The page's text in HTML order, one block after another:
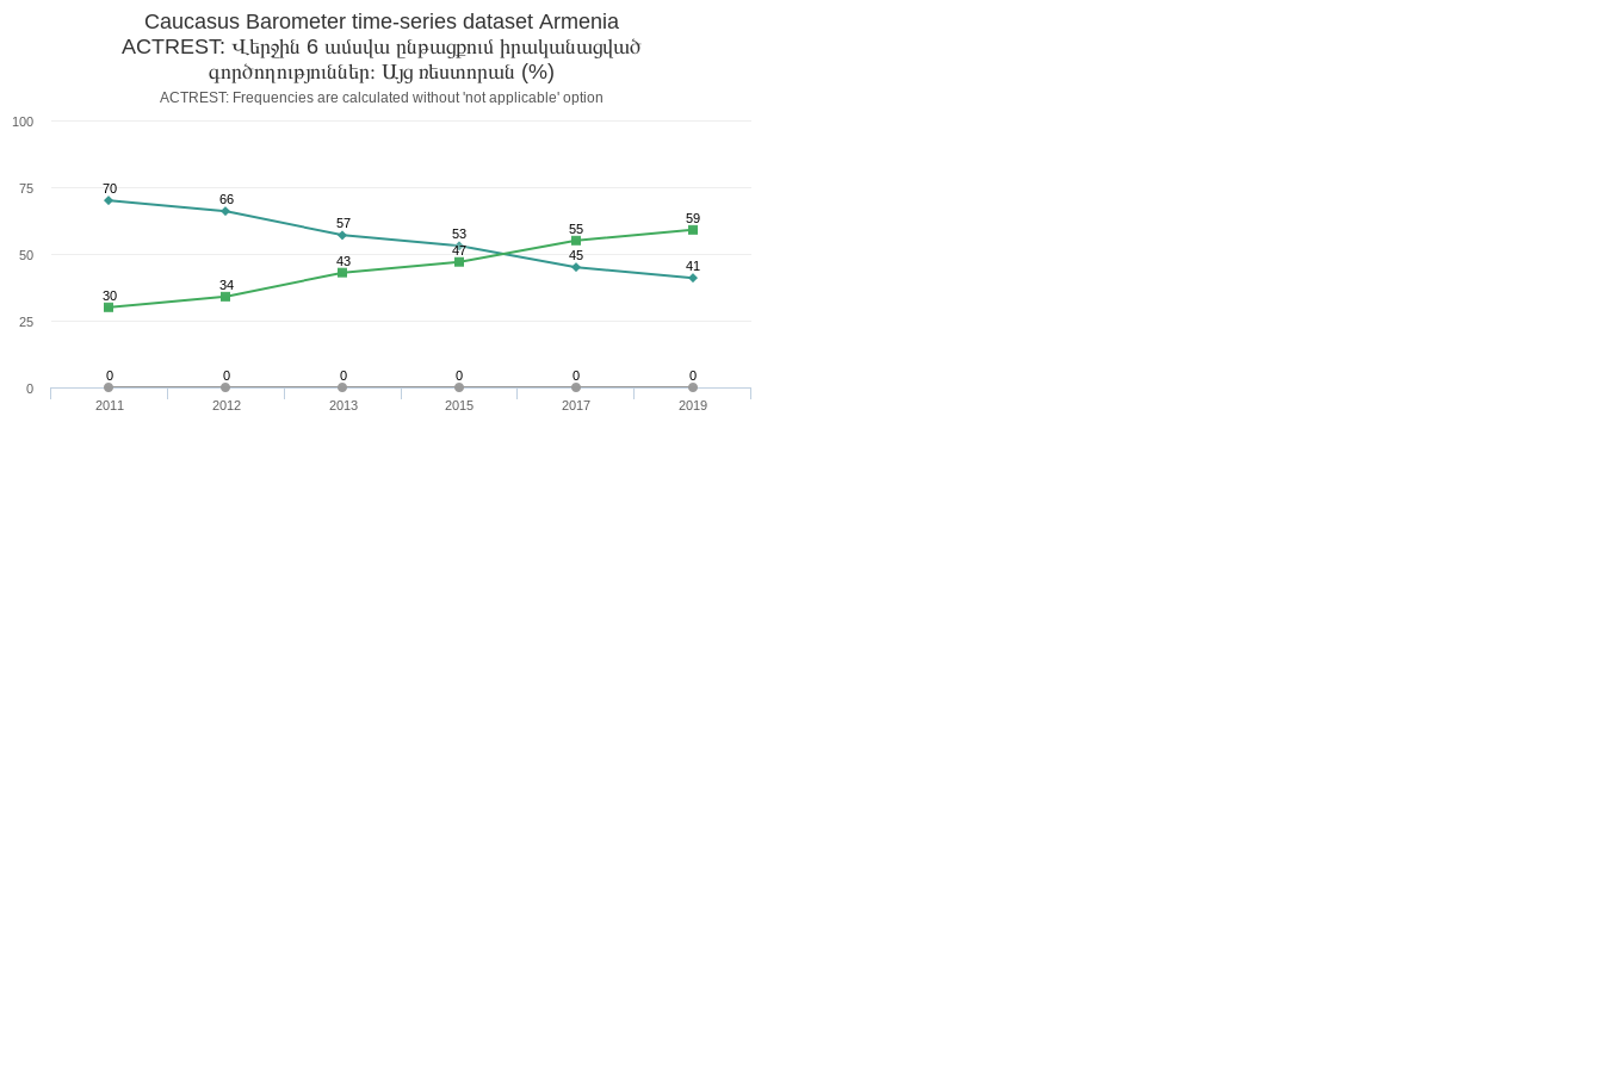
Caucasus Barometer time-series dataset Armenia
ACTREST: Վերջին 6 ամսվա ընթացքում իրականացված
գործողություններ։ Այց ռեստորան (%)
ACTREST: Frequencies are calculated without 'not applicable' option
0 0 0 0 0 0
70
66
57
53
45
41
30
34
43
47
55
59
2011 2012 2013 2015 2017 2019
0
25
50
75
100